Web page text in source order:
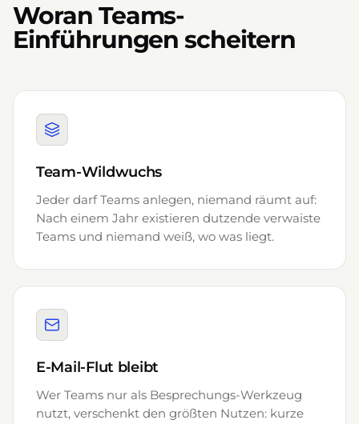
Woran Teams-
Einführungen scheitern
Team-Wildwuchs
Jeder darf Teams anlegen, niemand räumt auf:
Nach einem Jahr existieren dutzende verwaiste
Teams und niemand weiß, wo was liegt.
E-Mail-Flut bleibt
Wer Teams nur als Besprechungs-Werkzeug
nutzt, verschenkt den größten Nutzen: kurze